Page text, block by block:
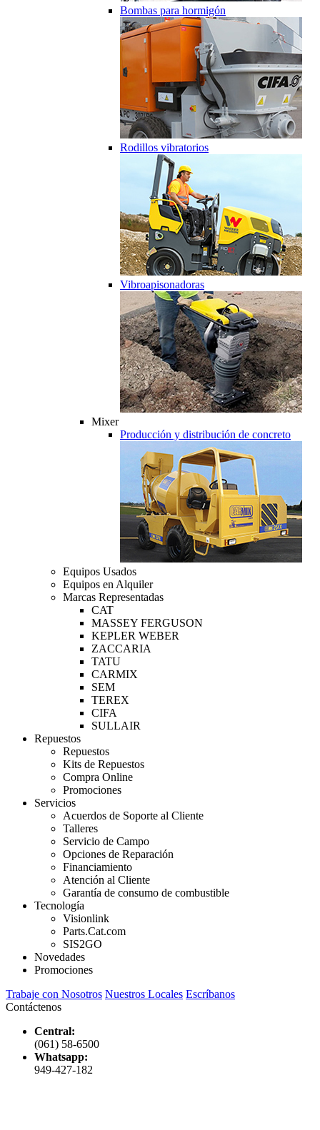
Bombas para hormigón
Rodillos vibratorios
Vibroapisonadoras
Mixer
Producción y distribución de concreto
Equipos Usados
Equipos en Alquiler
Marcas Representadas
CAT
MASSEY FERGUSON
KEPLER WEBER
ZACCARIA
TATU
CARMIX
SEM
TEREX
CIFA
SULLAIR
Repuestos
Repuestos
Kits de Repuestos
Compra Online
Promociones
Servicios
Acuerdos de Soporte al Cliente
Talleres
Servicio de Campo
Opciones de Reparación
Financiamiento
Atención al Cliente
Garantía de consumo de combustible
Tecnología
Visionlink
Parts.Cat.com
SIS2GO
Novedades
Promociones
Trabaje con Nosotros Nuestros Locales Escríbanos
Contáctenos
Central:
(061) 58-6500
Whatsapp:
949-427-182